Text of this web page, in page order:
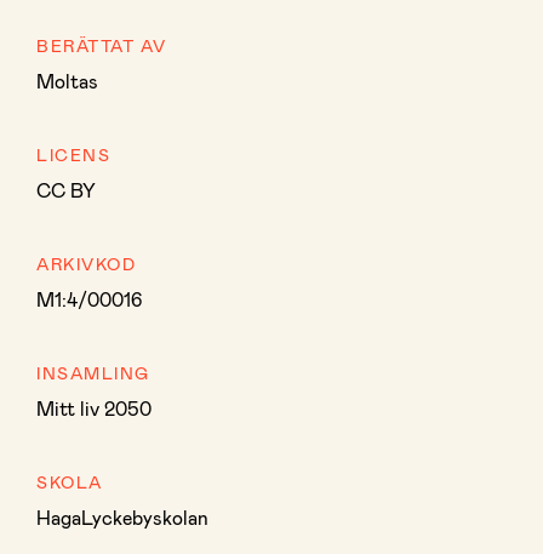
BERÄTTAT AV
Moltas
LICENS
CC BY
ARKIVKOD
M1:4/00016
INSAMLING
Mitt liv 2050
SKOLA
HagaLyckebyskolan